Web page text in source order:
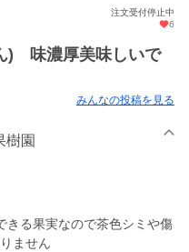
注文受付停止中
6
) 味濃厚美味しいで
みんなの投稿を見る
樹園
る果実なので茶色シミや傷
ません